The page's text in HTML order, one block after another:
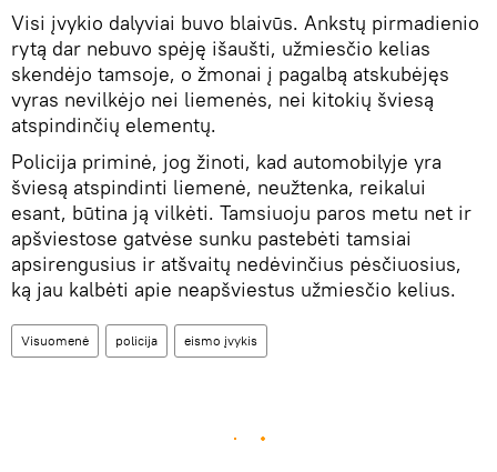
Visi įvykio dalyviai buvo blaivūs. Ankstų pirmadienio
rytą dar nebuvo spėję išaušti, užmiesčio kelias
skendėjo tamsoje, o žmonai į pagalbą atskubėjęs
vyras nevilkėjo nei liemenės, nei kitokių šviesą
atspindinčių elementų.
Policija priminė, jog žinoti, kad automobilyje yra
šviesą atspindinti liemenė, neužtenka, reikalui
esant, būtina ją vilkėti. Tamsiuoju paros metu net ir
apšviestose gatvėse sunku pastebėti tamsiai
apsirengusius ir atšvaitų nedėvinčius pėsčiuosius,
ką jau kalbėti apie neapšviestus užmiesčio kelius.
Visuomenė policija eismo įvykis